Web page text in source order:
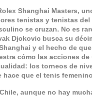
Shanghai Masters,
tenistas y tenistas
se cruzan. No es
Djokovic busca su
y el hecho de
cómo las acciones
los torneos de
hace que el tenis
aunque no hay